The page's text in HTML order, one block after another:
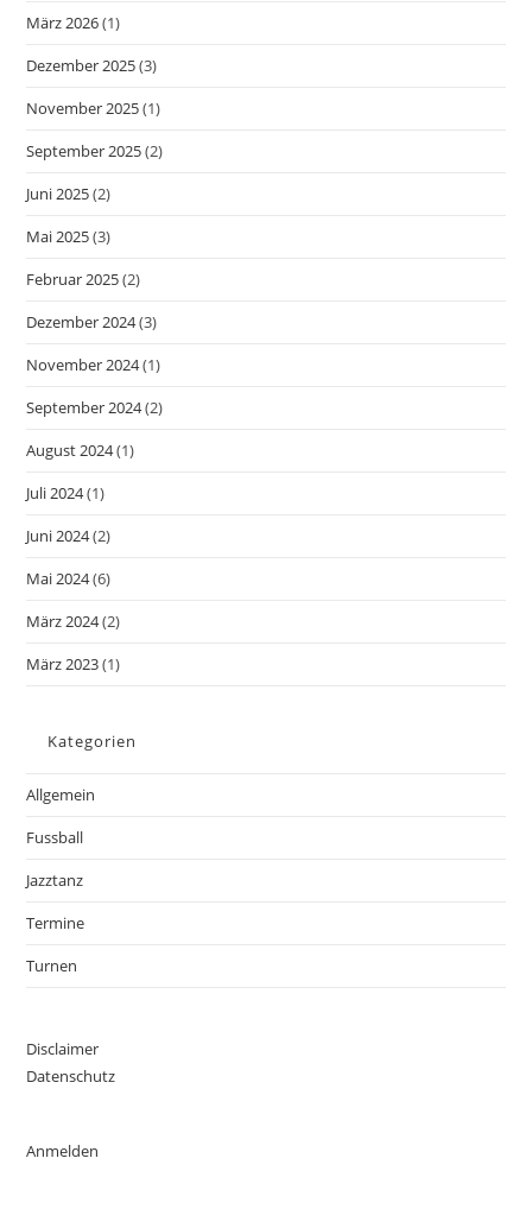
März 2026(1)
Dezember 2025(3)
November 2025(1)
September 2025(2)
Juni 2025(2)
Mai 2025(3)
Februar 2025(2)
Dezember 2024(3)
November 2024(1)
September 2024(2)
August 2024(1)
Juli 2024(1)
Juni 2024(2)
Mai 2024(6)
März 2024(2)
März 2023(1)
Kategorien
Allgemein
Fussball
Jazztanz
Termine
Turnen
Disclaimer
Datenschutz
Anmelden